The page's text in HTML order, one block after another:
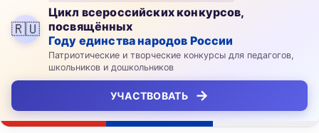
🇷🇺
Цикл всероссийских конкурсов,
посвящённых
Году единства народов России
Патриотические и творческие конкурсы для педагогов,
школьников и дошкольников
УЧАСТВОВАТЬ →